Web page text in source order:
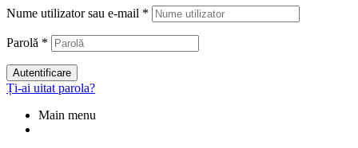
Nume utilizator sau e-mail *
Parolă *
Autentificare
Ți-ai uitat parola?
Main menu